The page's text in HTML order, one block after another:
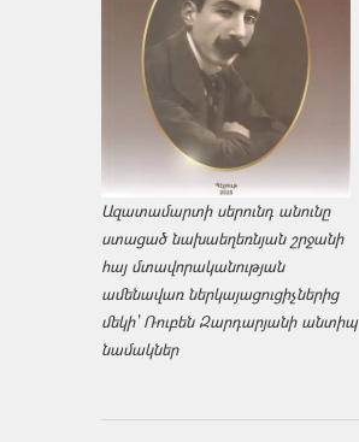
Ազատամարտի սերունդ անունը
ստացած նախաեղեռնյան շրջանի
հայ մտավորականության
ամենավառ ներկայացուցիչներից
մեկի՝ Ռուբեն Զարդարյանի անտիպ
նամակներ